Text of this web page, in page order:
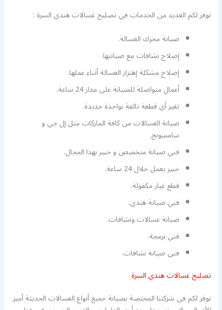
نوفر لكم العديد من الخدمات في تصليح غسالات هندي السرة :
صيانة محرك الغسالة.
إصلاح نشافات مع صيانتها.
إصلاح مشكلة إهتزاز الغسالة أثناء عملها.
أعمال متواصلة للصيانة على مدار 24 ساعة.
تغير أي قطعة تالفة بواحدة جديدة.
صيانة الغسالات من كافة الماركات مثل إل جي و
سامسونج.
فني صيانة متخصص و خبير بهذا المجال.
خبير يعمل خلال 24 ساعة.
قطع غيار مكفولة.
فني صيانة هندي.
صيانة غسالات ونشافات.
فني برمجة.
فني صيانة نشافات.
تصليح غسالات هندي السرة
نوفر لكم في شركتنا المختصة بصيانة جميع أنواع الغسالات الحديثة أميز